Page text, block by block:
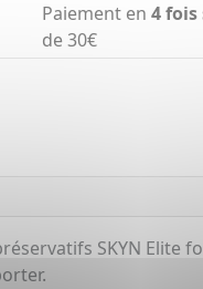
Paiement en 4 fois
de 30€
SKYN Elite